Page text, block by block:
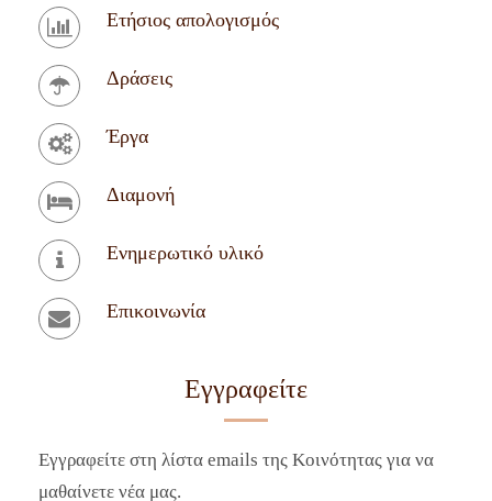
Ετήσιος απολογισμός
Δράσεις
Έργα
Διαμονή
Ενημερωτικό υλικό
Επικοινωνία
Εγγραφείτε
Εγγραφείτε στη λίστα emails της Κοινότητας για να
μαθαίνετε νέα μας.